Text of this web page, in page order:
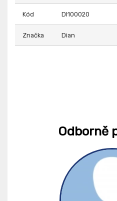
Kód DI100020
Značka Dian
Odborně